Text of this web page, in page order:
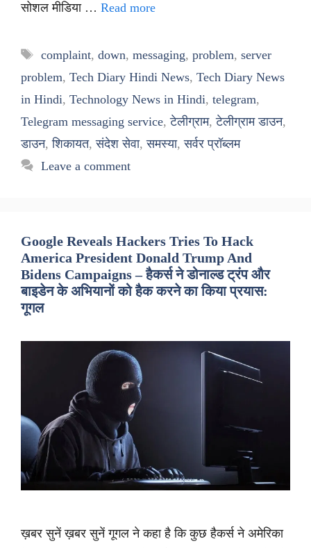
सोशल मीडिया … Read more
Tags
complaint, down, messaging, problem, server
problem, Tech Diary Hindi News, Tech Diary News
in Hindi, Technology News in Hindi, telegram,
Telegram messaging service,टेलीग्राम,टेलीग्राम डाउन,
डाउन,शिकायत,संदेश सेवा,समस्या,सर्वर प्रॉब्लम
Leave a comment
Google Reveals Hackers Tries To Hack
America President Donald Trump And
Bidens Campaigns – हैकर्स ने डोनाल्ड ट्रंप और
बाइडेन के अभियानों को हैक करने का किया प्रयास:
गूगल
ख़बर सुनें ख़बर सुनें गूगल ने कहा है कि कुछ हैकर्स ने अमेरिका